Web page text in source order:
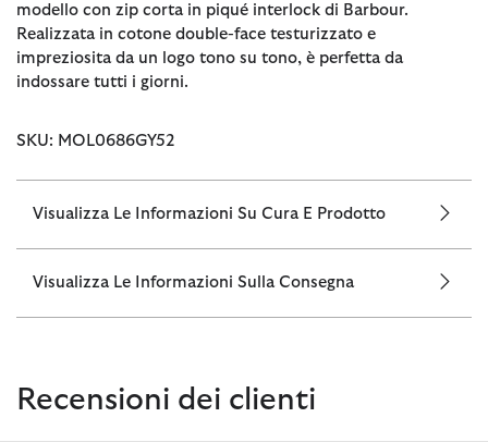
modello con zip corta in piqué interlock di Barbour.
Realizzata in cotone double-face testurizzato e
impreziosita da un logo tono su tono, è perfetta da
indossare tutti i giorni.
SKU: MOL0686GY52
Visualizza Le Informazioni Su Cura E Prodotto
Visualizza Le Informazioni Sulla Consegna
Recensioni dei clienti